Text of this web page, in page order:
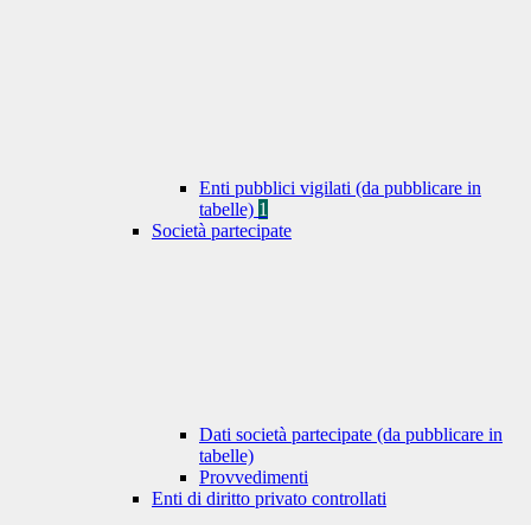
Enti pubblici vigilati (da pubblicare in
tabelle) 1
Società partecipate
Dati società partecipate (da pubblicare in
tabelle)
Provvedimenti
Enti di diritto privato controllati